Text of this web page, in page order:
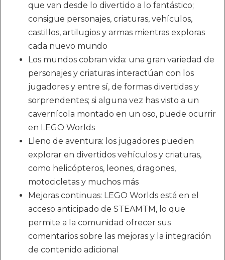
que van desde lo divertido a lo fantástico;
consigue personajes, criaturas, vehículos,
castillos, artilugios y armas mientras exploras
cada nuevo mundo
Los mundos cobran vida: una gran variedad de
personajes y criaturas interactúan con los
jugadores y entre sí, de formas divertidas y
sorprendentes; si alguna vez has visto a un
cavernícola montado en un oso, puede ocurrir
en LEGO Worlds
Lleno de aventura: los jugadores pueden
explorar en divertidos vehículos y criaturas,
como helicópteros, leones, dragones,
motocicletas y muchos más
Mejoras continuas: LEGO Worlds está en el
acceso anticipado de STEAMTM, lo que
permite a la comunidad ofrecer sus
comentarios sobre las mejoras y la integración
de contenido adicional